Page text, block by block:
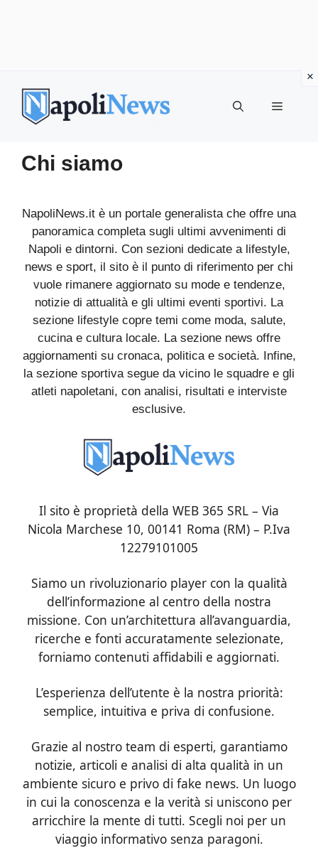
contenuto
MENU
Chi siamo
NapoliNews.it è un portale generalista che offre una
panoramica completa sugli ultimi avvenimenti di
Napoli e dintorni. Con sezioni dedicate a lifestyle,
news e sport, il sito è il punto di riferimento per chi
vuole rimanere aggiornato su mode e tendenze,
notizie di attualità e gli ultimi eventi sportivi. La
sezione lifestyle copre temi come moda, salute,
cucina e cultura locale. La sezione news offre
aggiornamenti su cronaca, politica e società. Infine,
la sezione sportiva segue da vicino le squadre e gli
atleti napoletani, con analisi, risultati e interviste
esclusive.
Il sito è proprietà della WEB 365 SRL – Via
Nicola Marchese 10, 00141 Roma (RM) – P.Iva
12279101005
Siamo un rivoluzionario player con la qualità
dell’informazione al centro della nostra
missione. Con un’architettura all’avanguardia,
ricerche e fonti accuratamente selezionate,
forniamo contenuti affidabili e aggiornati.
L’esperienza dell’utente è la nostra priorità:
semplice, intuitiva e priva di confusione.
Grazie al nostro team di esperti, garantiamo
notizie, articoli e analisi di alta qualità in un
ambiente sicuro e privo di fake news. Un luogo
in cui la conoscenza e la verità si uniscono per
arricchire la mente di tutti. Scegli noi per un
viaggio informativo senza paragoni.